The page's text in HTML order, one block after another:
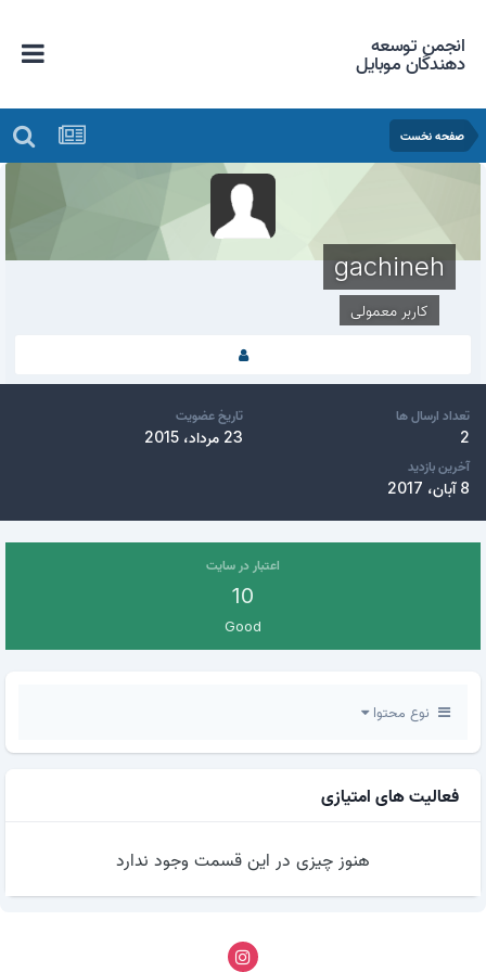
انجمن توسعه
دهندگان موبایل
صفحه نخست
gachineh
کاربر معمولی
تعداد ارسال ها
2
تاریخ عضویت
23 مرداد، 2015
آخرین بازدید
8 آبان، 2017
اعتبار در سایت
10
Good
نوع محتوا
فعالیت های امتیازی
هنوز چیزی در این قسمت وجود ندارد